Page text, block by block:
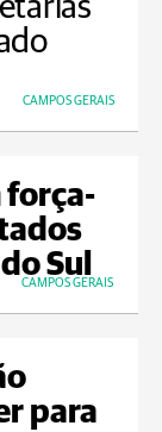
CAMPOS GERAIS
força-
Sul
CAMPOS GERAIS
para